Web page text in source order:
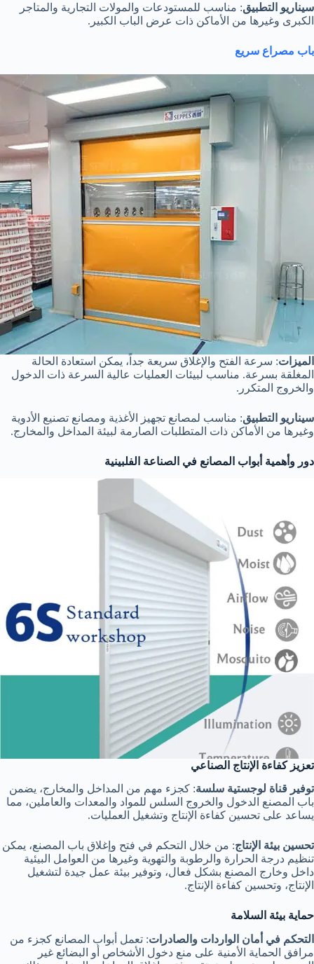
سيناريو التطبيق: مناسب للمستودعات والمولات التجارية والمتاجر
الكبرى وغيرها من الأماكن ذات عرض الباب الكبير.
باب مصراع سريع
الميزات: سرعة الفتح والإغلاق سريعة جداً، يمكن استعادة الحالة
المغلقة بسرعة. مناسب لبيئات العمليات عالية السرعة ذات الدخول
والخروج المتكرر.
سيناريو التطبيق: مناسب لمصانع تجهيز الأغذية ومصانع تصنيع الأدوية
وغيرها من الأماكن ذات المتطلبات الصارمة لبيئة المداخل والمخارج.
دور وأهمية أبواب المصانع في الصناعة الفلبينية
تعزيز كفاءة الإنتاج الصناعي
توفير قناة لوجستية سلسة: كجزء مهم من المداخل والمخارج، يضمن
باب المصنع الدخول والخروج السلس للمواد والمعدات والعاملين، مما
يساعد على تحسين كفاءة الإنتاج وتشغيل العمليات.
تحسين بيئة الإنتاج: من خلال التحكم في فتح وإغلاق باب المصنع، يمكن
تنظيم درجة الحرارة والرطوبة والتهوية وغيرها من العوامل البيئية
داخل وخارج المصنع بشكل فعال، وتوفير بيئة عمل جيدة لتشغيل
الإنتاج، وتحسين كفاءة الإنتاج.
حماية بيئة السلامة
التحكم في أمان الواردات والصادرات: تعمل أبواب المصانع كجزء من
مرافق الحماية الأمنية على منع دخول الأشخاص أو البضائع غير